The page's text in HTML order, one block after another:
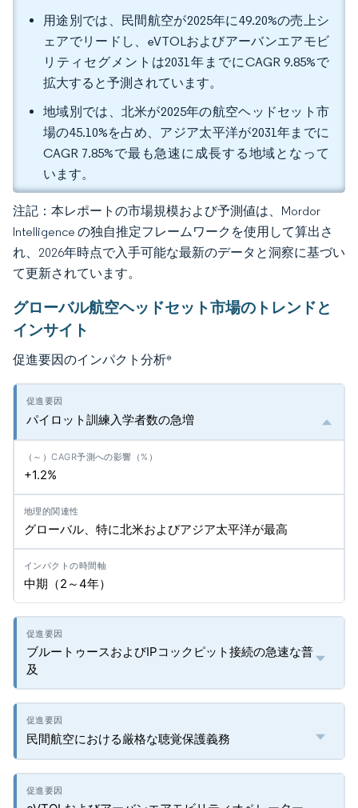
用途別では、民間航空が2025年に49.20%の売上シ
ェアでリードし、eVTOLおよびアーバンエアモビ
リティセグメントは2031年までにCAGR 9.85%で
拡大すると予測されています。
地域別では、北米が2025年の航空ヘッドセット市
場の45.10%を占め、アジア太平洋が2031年までに
CAGR 7.85%で最も急速に成長する地域となって
います。
注記：本レポートの市場規模および予測値は、Mordor
Intelligence の独自推定フレームワークを使用して算出さ
れ、2026年時点で入手可能な最新のデータと洞察に基づい
て更新されています。
グローバル航空ヘッドセット市場のトレンドと
インサイト
促進要因のインパクト分析*
パイロット訓練入学者数の急増
+1.2%
グローバル、特に北米およびアジア太平洋が最高
中期（2～4年）
ブルートゥースおよびIPコックピット接続の急速な普
及
民間航空における厳格な聴覚保護義務